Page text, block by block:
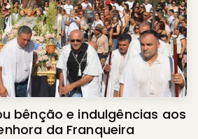
bênção e indulgências aos
da Franqueira